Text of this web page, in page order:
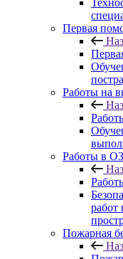
Первая
Работы на
Работы в
работ
Пожарная